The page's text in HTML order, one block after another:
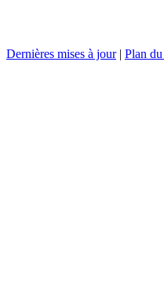
Dernières mises à jour| Plan